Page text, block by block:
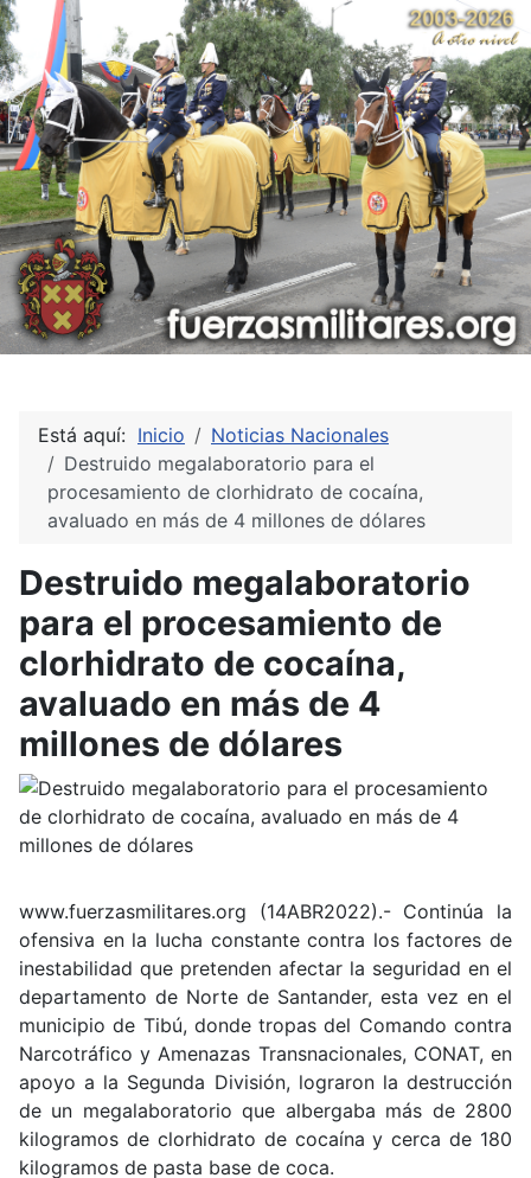
Está aquí: Inicio
Noticias Nacionales
Destruido megalaboratorio para el
procesamiento de clorhidrato de cocaína,
avaluado en más de 4 millones de dólares
Destruido megalaboratorio
para el procesamiento de
clorhidrato de cocaína,
avaluado en más de 4
millones de dólares
www.fuerzasmilitares.org (14ABR2022).- Continúa la
ofensiva en la lucha constante contra los factores de
inestabilidad que pretenden afectar la seguridad en el
departamento de Norte de Santander, esta vez en el
municipio de Tibú, donde tropas del Comando contra
Narcotráfico y Amenazas Transnacionales, CONAT, en
apoyo a la Segunda División, lograron la destrucción
de un megalaboratorio que albergaba más de 2800
kilogramos de clorhidrato de cocaína y cerca de 180
kilogramos de pasta base de coca.